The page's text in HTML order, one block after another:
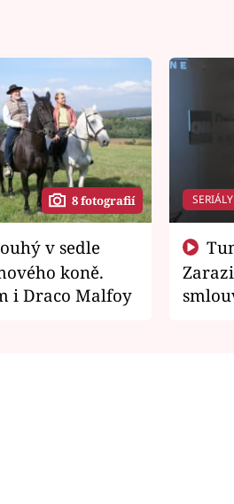
8 fotografií
koně.
i Draco Malfoy